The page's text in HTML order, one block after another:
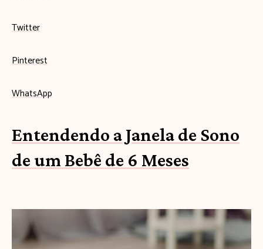
Twitter
Pinterest
WhatsApp
Entendendo a Janela de Sono
de um Bebê de 6 Meses